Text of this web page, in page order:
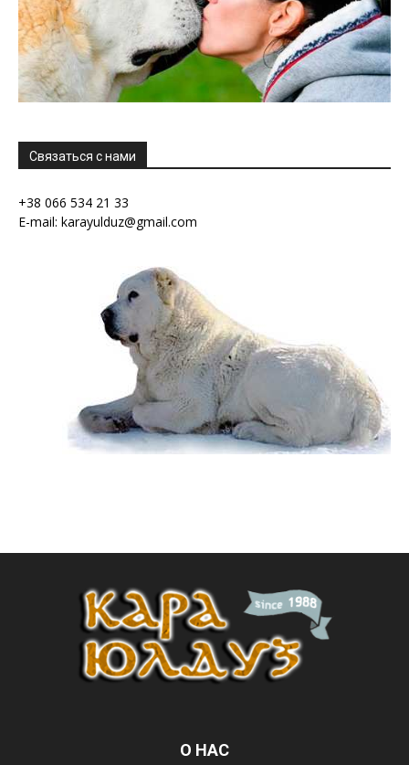
Связаться с нами
+38 066 534 21 33
E-mail: karayulduz@gmail.com
О НАС